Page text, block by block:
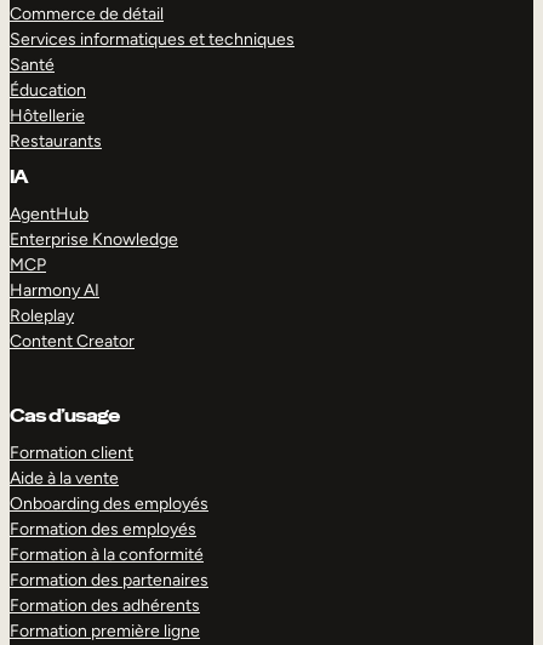
Commerce de détail
Services informatiques et techniques
Santé
Éducation
Hôtellerie
Restaurants
IA
AgentHub
Enterprise Knowledge
MCP
Harmony AI
Roleplay
Content Creator
Cas d’usage
Formation client
Aide à la vente
Onboarding des employés
Formation des employés
Formation à la conformité
Formation des partenaires
Formation des adhérents
Formation première ligne